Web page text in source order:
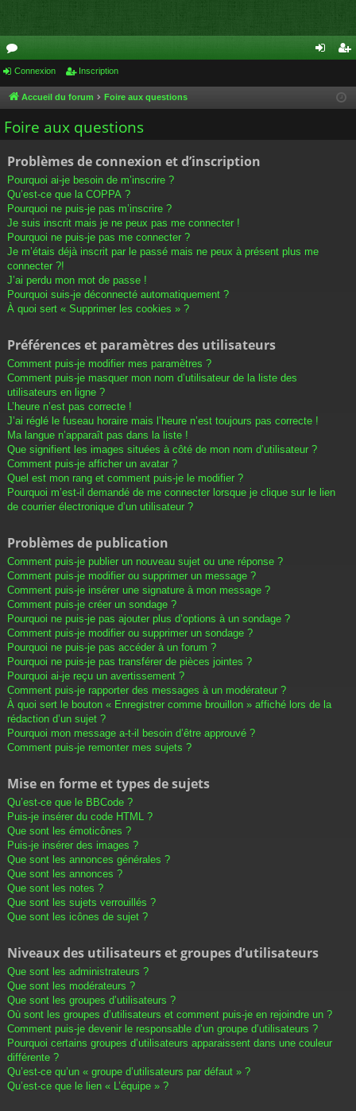
or
u
m
cri
Connexion Inscription
Accueil du forum Foire aux questions
Foire aux questions
Problèmes de connexion et d’inscription
Pourquoi ai-je besoin de m’inscrire ?
Qu’est-ce que la COPPA ?
Pourquoi ne puis-je pas m’inscrire ?
Je suis inscrit mais je ne peux pas me connecter !
Pourquoi ne puis-je pas me connecter ?
Je m’étais déjà inscrit par le passé mais ne peux à présent plus me
connecter ?!
J’ai perdu mon mot de passe !
Pourquoi suis-je déconnecté automatiquement ?
À quoi sert « Supprimer les cookies » ?
Préférences et paramètres des utilisateurs
Comment puis-je modifier mes paramètres ?
Comment puis-je masquer mon nom d’utilisateur de la liste des
utilisateurs en ligne ?
L’heure n’est pas correcte !
J’ai réglé le fuseau horaire mais l’heure n’est toujours pas correcte !
Ma langue n’apparaît pas dans la liste !
Que signifient les images situées à côté de mon nom d’utilisateur ?
Comment puis-je afficher un avatar ?
Quel est mon rang et comment puis-je le modifier ?
Pourquoi m’est-il demandé de me connecter lorsque je clique sur le lien
de courrier électronique d’un utilisateur ?
Problèmes de publication
Comment puis-je publier un nouveau sujet ou une réponse ?
Comment puis-je modifier ou supprimer un message ?
Comment puis-je insérer une signature à mon message ?
Comment puis-je créer un sondage ?
Pourquoi ne puis-je pas ajouter plus d’options à un sondage ?
Comment puis-je modifier ou supprimer un sondage ?
Pourquoi ne puis-je pas accéder à un forum ?
Pourquoi ne puis-je pas transférer de pièces jointes ?
Pourquoi ai-je reçu un avertissement ?
Comment puis-je rapporter des messages à un modérateur ?
À quoi sert le bouton « Enregistrer comme brouillon » affiché lors de la
rédaction d’un sujet ?
Pourquoi mon message a-t-il besoin d’être approuvé ?
Comment puis-je remonter mes sujets ?
Mise en forme et types de sujets
Qu’est-ce que le BBCode ?
Puis-je insérer du code HTML ?
Que sont les émoticônes ?
Puis-je insérer des images ?
Que sont les annonces générales ?
Que sont les annonces ?
Que sont les notes ?
Que sont les sujets verrouillés ?
Que sont les icônes de sujet ?
Niveaux des utilisateurs et groupes d’utilisateurs
Que sont les administrateurs ?
Que sont les modérateurs ?
Que sont les groupes d’utilisateurs ?
Où sont les groupes d’utilisateurs et comment puis-je en rejoindre un ?
Comment puis-je devenir le responsable d’un groupe d’utilisateurs ?
Pourquoi certains groupes d’utilisateurs apparaissent dans une couleur
différente ?
Qu’est-ce qu’un « groupe d’utilisateurs par défaut » ?
Qu’est-ce que le lien « L’équipe » ?